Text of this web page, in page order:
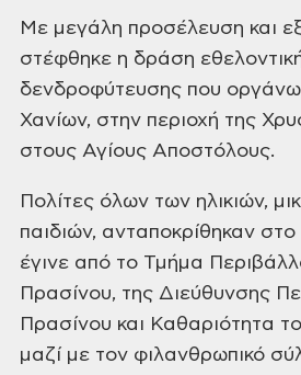
Με μεγάλη προσέλευση και
στέφθηκε η δράση
δενδροφύτευσης που
Χανίων, στην περιοχή της
στους Αγίους Αποστόλους.
Πολίτες όλων των ηλικιών,
παιδιών, ανταποκρίθηκαν στο
έγινε από το Τμήμα
Πρασίνου, της Διεύθυνσης
Πρασίνου και Καθαριότητα
μαζί με τον φιλανθρωπικό